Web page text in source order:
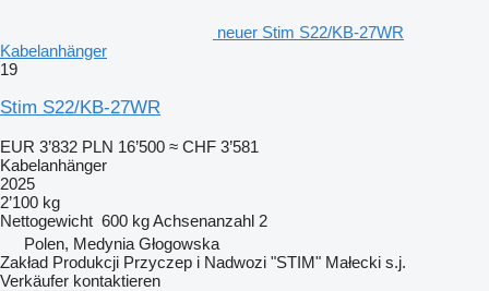
neuer Stim S22/KB-27WR
Kabelanhänger
19
Stim S22/KB-27WR
EUR 3’832 PLN 16’500 ≈ CHF 3’581
Kabelanhänger
2025
2’100 kg
Nettogewicht 600 kgAchsenanzahl 2
Polen, Medynia Głogowska
Zakład Produkcji Przyczep i Nadwozi "STIM" Małecki s.j.
Verkäufer kontaktieren